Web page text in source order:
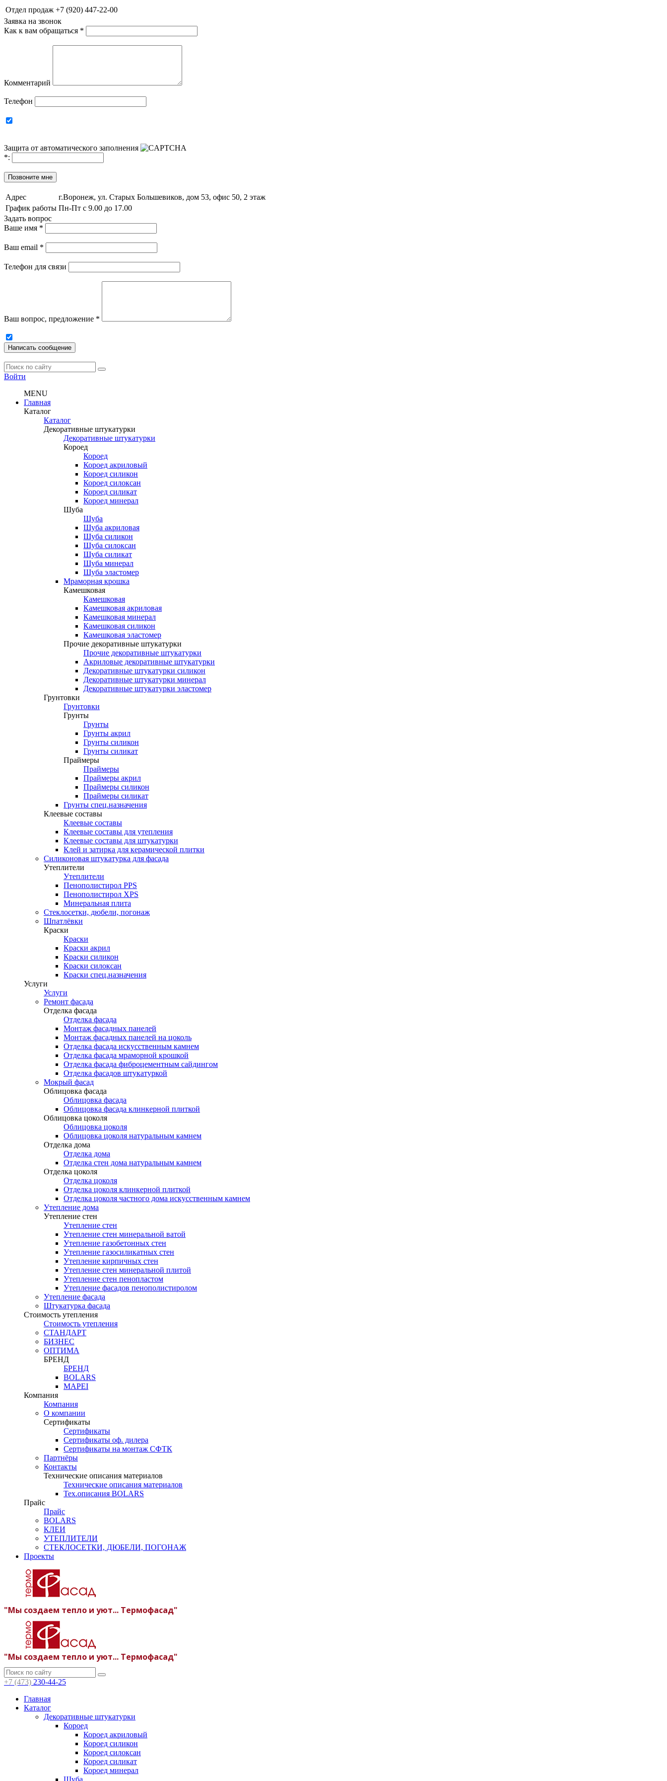
Отдел продаж +7 (920) 447-22-00
Заявка на звонок
Как к вам обращаться *
Комментарий
Телефон
Защита от автоматического заполнения
*:
Позвоните мне
Адрес
г.Воронеж, ул. Старых Большевиков, дом 53, офис 50, 2 этаж
График работы Пн-Пт с 9.00 до 17.00
Задать вопрос
Ваше имя *
Ваш email *
Телефон для связи
Ваш вопрос, предложение *
Написать сообщение
Войти
MENU
Главная
Каталог
Каталог
Декоративные штукатурки
Декоративные штукатурки
Короед
Короед
Короед акриловый
Короед силикон
Короед силоксан
Короед силикат
Короед минерал
Шуба
Шуба
Шуба акриловая
Шуба силикон
Шуба силоксан
Шуба силикат
Шуба минерал
Шуба эластомер
Мраморная крошка
Камешковая
Камешковая
Камешковая акриловая
Камешковая минерал
Камешковая силикон
Камешковая эластомер
Прочие декоративные штукатурки
Прочие декоративные штукатурки
Акриловые декоративные штукатурки
Декоративные штукатурки силикон
Декоративные штукатурки минерал
Декоративные штукатурки эластомер
Грунтовки
Грунтовки
Грунты
Грунты
Грунты акрил
Грунты силикон
Грунты силикат
Праймеры
Праймеры
Праймеры акрил
Праймеры силикон
Праймеры силикат
Грунты спец.назначения
Клеевые составы
Клеевые составы
Клеевые составы для утепления
Клеевые составы для штукатурки
Клей и затирка для керамической плитки
Силиконовая штукатурка для фасада
Утеплители
Утеплители
Пенополистирол PPS
Пенополистирол XPS
Минеральная плита
Стеклосетки, дюбели, погонаж
Шпатлёвки
Краски
Краски
Краски акрил
Краски силикон
Краски силоксан
Краски спец.назначения
Услуги
Услуги
Ремонт фасада
Отделка фасада
Отделка фасада
Монтаж фасадных панелей
Монтаж фасадных панелей на цоколь
Отделка фасада искусственным камнем
Отделка фасада мраморной крошкой
Отделка фасада фиброцементным сайдингом
Отделка фасадов штукатуркой
Мокрый фасад
Облицовка фасада
Облицовка фасада
Облицовка фасада клинкерной плиткой
Облицовка цоколя
Облицовка цоколя
Облицовка цоколя натуральным камнем
Отделка дома
Отделка дома
Отделка стен дома натуральным камнем
Отделка цоколя
Отделка цоколя
Отделка цоколя клинкерной плиткой
Отделка цоколя частного дома искусственным камнем
Утепление дома
Утепление стен
Утепление стен
Утепление стен минеральной ватой
Утепление газобетонных стен
Утепление газосиликатных стен
Утепление кирпичных стен
Утепление стен минеральной плитой
Утепление стен пенопластом
Утепление фасадов пенополистиролом
Утепление фасада
Штукатурка фасада
Стоимость утепления
Стоимость утепления
СТАНДАРТ
БИЗНЕС
ОПТИМА
БРЕНД
БРЕНД
BOLARS
MAPEI
Компания
Компания
О компании
Сертификаты
Сертификаты
Сертификаты оф. дилера
Сертификаты на монтаж СФТК
Партнёры
Контакты
Технические описания материалов
Технические описания материалов
Тех.описания BOLARS
Прайс
Прайс
BOLARS
КЛЕИ
УТЕПЛИТЕЛИ
СТЕКЛОСЕТКИ, ДЮБЕЛИ, ПОГОНАЖ
Проекты
"Мы создаем тепло и уют... Термофасад"
"Мы создаем тепло и уют... Термофасад"
+7 (473) 230-44-25
Главная
Каталог
Декоративные штукатурки
Короед
Короед акриловый
Короед силикон
Короед силоксан
Короед силикат
Короед минерал
Шуба